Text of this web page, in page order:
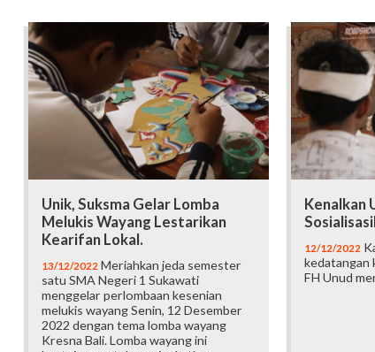
Unik, Suksma Gelar Lomba
Melukis Wayang Lestarikan
Kearifan Lokal.
13/12/2022 Meriahkan jeda semester
satu SMA Negeri 1 Sukawati
menggelar perlombaan kesenian
melukis wayang Senin, 12 Desember
2022 dengan tema lomba wayang
Kresna Bali. Lomba wayang ini
Kenalkan
12/12/2022
kedatangan
FH Unud